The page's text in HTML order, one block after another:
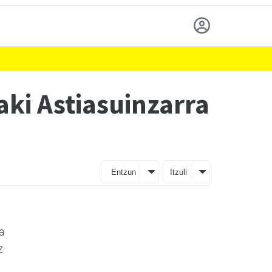
Astiasuinzarra
Entzun Itzuli